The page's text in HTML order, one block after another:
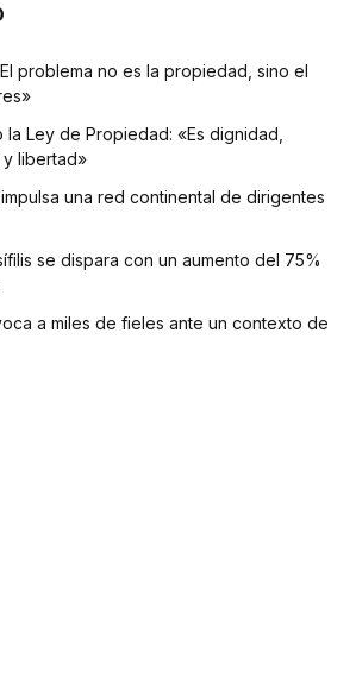
problema no es la propiedad, sino el
Ley de Propiedad: «Es dignidad,
libertad»
una red continental de dirigentes
se dispara con un aumento del 75%
a miles de fieles ante un contexto de